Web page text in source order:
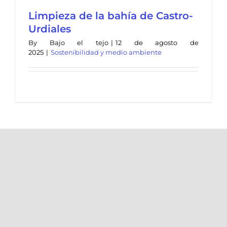
Limpieza de la bahía de Castro-
Urdiales
By Bajo el tejo | 12 de agosto de
2025 | Sostenibilidad y medio ambiente